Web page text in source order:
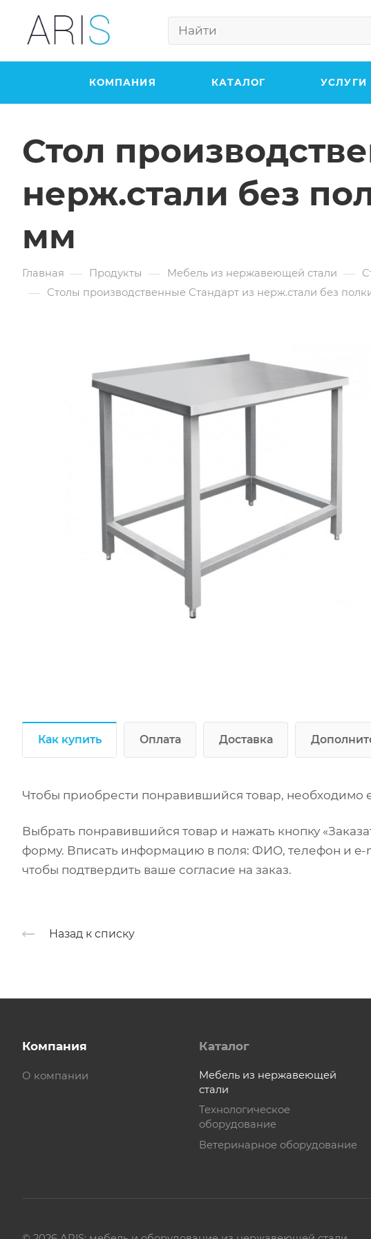
КОМПАНИЯ КАТАЛОГ УСЛУГИ
Стол
нерж.стали без
мм
Главная — Продукты — Мебель из нержавеющей стали —
— Столы производственные Стандарт из нерж.стали без
Как купить Оплата Доставка
Чтобы приобрести понравившийся товар, необходимо
Выбрать понравившийся товар и нажать кнопку
форму. Вписать информацию в поля: ФИО, телефон и e-
чтобы подтвердить ваше согласие на заказ.
Назад к списку
Компания
О компании
Каталог
Мебель из нержавеющей
стали
Технологическое
оборудование
Ветеринарное оборудование